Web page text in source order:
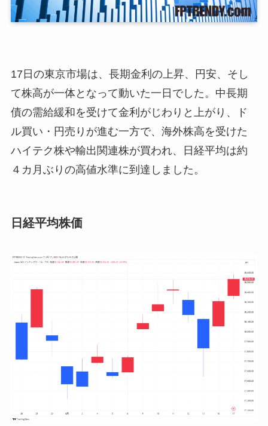
17日の東京市場は、長期金利の上昇、円安、そし
て株高が一体となって動いた一日でした。中長期
債の需給緩和を受けて金利がじわりと上がり、ド
ル買い・円売りが進む一方で、海外株高を受けた
ハイテク株や輸出関連株が買われ、日経平均は約
４カ月ぶりの高値水準に到達しました。
日経平均株価